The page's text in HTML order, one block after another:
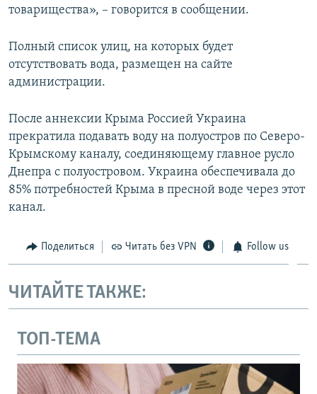
Все сайты RFE/RL
товарищества», – говорится в сообщении.
Полный список улиц, на которых будет
отсутствовать вода, размещен на сайте
администрации.
После аннексии Крыма Россией Украина
прекратила подавать воду на полуостров по Северо-
Крымскому каналу, соединяющему главное русло
Днепра с полуостровом. Украина обеспечивала до
85% потребностей Крыма в пресной воде через этот
канал.
Поделиться Читать без VPN Follow us
ЧИТАЙТЕ ТАКЖЕ:
ТОП-ТЕМА